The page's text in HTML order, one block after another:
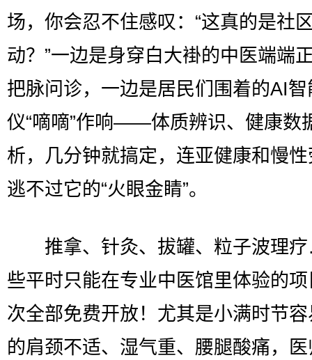
场，你会忍不住感叹：“这真的是社
动？”一边是身穿白大褂的中医端端
把脉问诊，一边是居民们围着的AI
仪“嘀嘀”作响——体质辨识、健康数
析，几分钟就搞定，连亚健康和慢
逃不过它的“火眼金睛”。
推拿、针灸、拔罐、粒子波理
些平时只能在专业中医馆里体验的
次全部免费开放！尤其是小满时节
的肩颈不适、湿气重、腰腿酸痛，